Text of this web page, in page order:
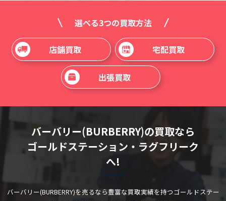
選べる3つの買取方法
店舗買取 宅配買取
出張買取
バーバリー(BURBERRY)の買取なら
ゴールドステーション・ラグフリーク
へ!
バーバリー(BURBERRY)を売るなら豊富な買取実績を持つゴールドステー